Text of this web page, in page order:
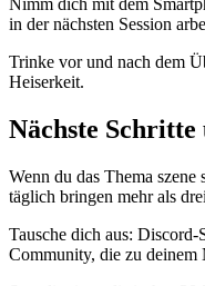
in der nächsten Session
Trinke vor und nach dem
Heiserkeit.
Nächste
Wenn du das Thema
täglich bringen mehr als
Tausche dich aus:
Community, die zu deinem